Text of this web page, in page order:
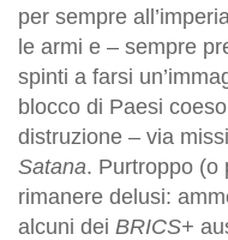
per sempre
le armi e – sempre
spinti a farsi
blocco di Paesi
distruzione – via
Satana. Purtroppo (o
rimanere delusi:
alcuni dei BRICS+